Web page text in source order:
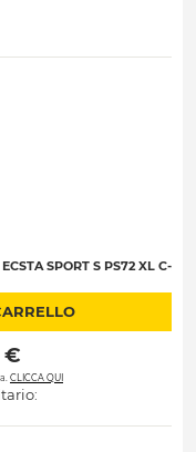
SPORT S PS72 XL C-A-
€
CLICCA QUI